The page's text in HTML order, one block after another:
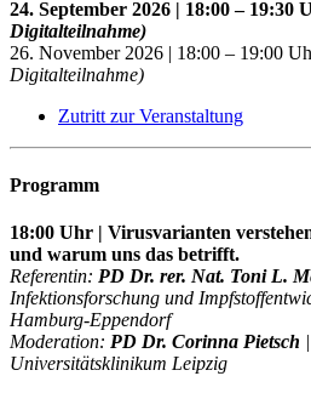
24. September 2026 | 18:00 – 19:30
Digitalteilnahme)
26. November 2026 | 18:00 – 19:00
Digitalteilnahme)
Zutritt zur Veranstaltung
Programm
18:00 Uhr | Virusvarianten
und warum uns das betrifft.
Referentin: PD Dr. rer. Nat. Toni L.
Infektionsforschung und
Hamburg-Eppendorf
Moderation: PD Dr. Corinna Pietsch
Universitätsklinikum Leipzig